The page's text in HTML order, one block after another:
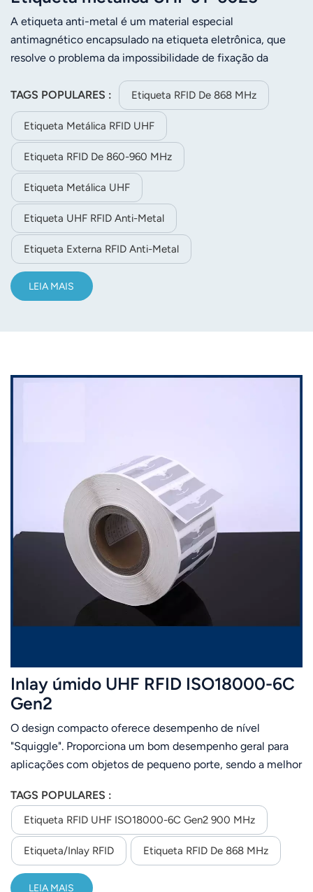
A etiqueta anti-metal é um material especial
antimagnético encapsulado na etiqueta eletrônica, que
resolve o problema da impossibilidade de fixação da
são à prova d'água, resistentes a ácidos, álcalis e impactos,
podendo ser usados ​​em ambientes externos. A fixação de
uma etiqueta anti-metal em uma superfície metálica
proporciona um bom desempenho de leitura, mesmo a
distâncias maiores do que a leitura no ar. Graças a um
circuito especial, a etiqueta eletrônica consegue prevenir
eficazmente a interferência de metais no sinal de
radiofrequência. O desempenho excepcional das etiquetas
anti-metal se destaca: a distância de leitura quando
fixadas em metal é maior do que quando não fixadas. Este
é um dos grandes feitos de todo o projeto. Utilização do
conceito de reciclagem, proporcionando adsorção de
benefício, impressão personalizada e impressão de código
TAGS POPULARES : Etiqueta RFID De 868 MHz
Etiqueta Metálica RFID UHF
Etiqueta RFID De 860-960 MHz
Etiqueta Metálica UHF
Etiqueta UHF RFID Anti-Metal
Etiqueta Externa RFID Anti-Metal
LEIA MAIS
Inlay úmido UHF RFID ISO18000-6C
Gen2
O design compacto oferece desempenho de nível
"Squiggle". Proporciona um bom desempenho geral para
aplicações com objetos de pequeno porte, sendo a melhor
bibliotecas e gerenciamento de armazéns.
TAGS POPULARES :
Etiqueta RFID UHF ISO18000-6C Gen2 900 MHz
Etiqueta/Inlay RFID Etiqueta RFID De 868 MHz
LEIA MAIS